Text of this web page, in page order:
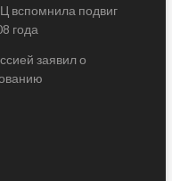
вспомнила подвиг
года
заявил о